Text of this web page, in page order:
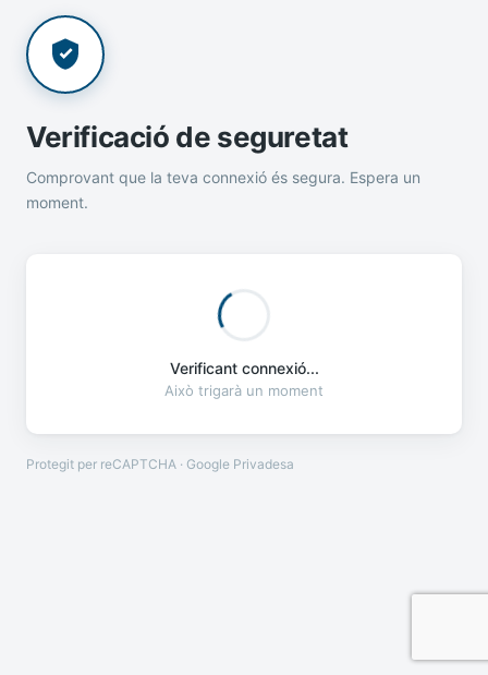
Verificació de seguretat
Comprovant que la teva connexió és segura. Espera un
moment.
Verificant connexió...
Això trigarà un moment
Protegit per reCAPTCHA · Google Privadesa